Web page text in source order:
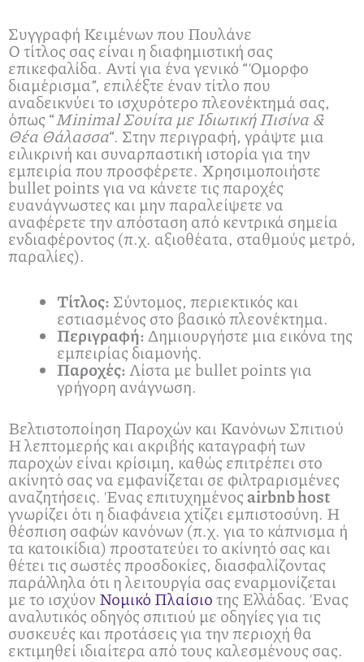
Συγγραφή Κειμένων που Πουλάνε
Ο τίτλος σας είναι η διαφημιστική σας
επικεφαλίδα. Αντί για ένα γενικό “Όμορφο
διαμέρισμα”, επιλέξτε έναν τίτλο που
αναδεικνύει το ισχυρότερο πλεονέκτημά σας,
όπως “Minimal Σουίτα με Ιδιωτική Πισίνα &
Θέα Θάλασσα“. Στην περιγραφή, γράψτε μια
ειλικρινή και συναρπαστική ιστορία για την
εμπειρία που προσφέρετε. Χρησιμοποιήστε
bullet points για να κάνετε τις παροχές
ευανάγνωστες και μην παραλείψετε να
αναφέρετε την απόσταση από κεντρικά σημεία
ενδιαφέροντος (π.χ. αξιοθέατα, σταθμούς μετρό,
παραλίες).
Τίτλος: Σύντομος, περιεκτικός και
εστιασμένος στο βασικό πλεονέκτημα.
Περιγραφή:Δημιουργήστε μια εικόνα της
εμπειρίας διαμονής.
Παροχές:Λίστα με bullet points για
γρήγορη ανάγνωση.
Βελτιστοποίηση Παροχών και Κανόνων Σπιτιού
Η λεπτομερής και ακριβής καταγραφή των
παροχών είναι κρίσιμη, καθώς επιτρέπει στο
ακίνητό σας να εμφανίζεται σε φιλτραρισμένες
αναζητήσεις. Ένας επιτυχημένος airbnb host
γνωρίζει ότι η διαφάνεια χτίζει εμπιστοσύνη. Η
θέσπιση σαφών κανόνων (π.χ. για το κάπνισμα ή
τα κατοικίδια) προστατεύει το ακίνητό σας και
θέτει τις σωστές προσδοκίες, διασφαλίζοντας
παράλληλα ότι η λειτουργία σας εναρμονίζεται
με το ισχύον Νομικό Πλαίσιοτης Ελλάδας. Ένας
αναλυτικός οδηγός σπιτιού με οδηγίες για τις
συσκευές και προτάσεις για την περιοχή θα
εκτιμηθεί ιδιαίτερα από τους καλεσμένους σας.